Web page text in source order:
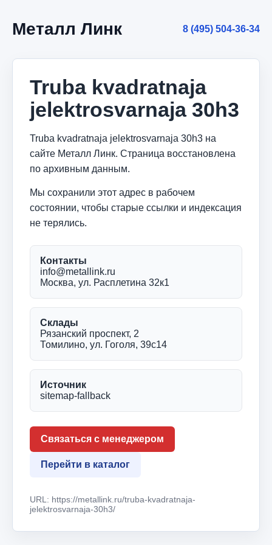
Металл Линк 8 (495) 504-36-34
Truba kvadratnaja
jelektrosvarnaja 30h3
Truba kvadratnaja jelektrosvarnaja 30h3 на
сайте Металл Линк. Страница восстановлена
по архивным данным.
Мы сохранили этот адрес в рабочем
состоянии, чтобы старые ссылки и индексация
не терялись.
Контакты
info@metallink.ru
Москва, ул. Расплетина 32к1
Склады
Рязанский проспект, 2
Томилино, ул. Гоголя, 39с14
Источник
sitemap-fallback
Связаться с менеджером
Перейти в каталог
URL: https://metallink.ru/truba-kvadratnaja-
jelektrosvarnaja-30h3/